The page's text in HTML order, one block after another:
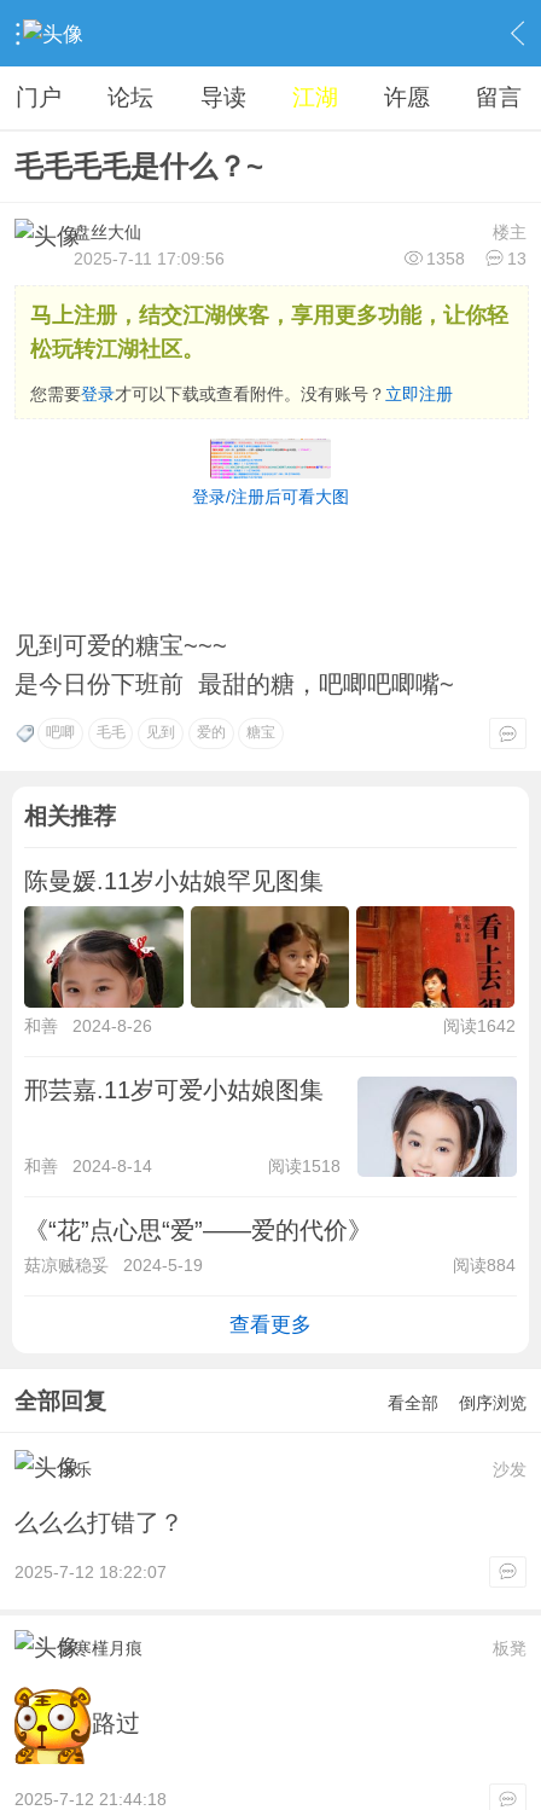
› 江湖聊天室 › 文学情感 › 内容
门户 论坛 导读 江湖 许愿 留言
毛毛毛毛是什么？~
楼主
盘丝大仙
1358
13
2025-7-11 17:09:56
马上注册，结交江湖侠客，享用更多功能，让你轻
松玩转江湖社区。
您需要登录才可以下载或查看附件。没有账号？ 立即注册
登录/注册后可看大图
见到可爱的糖宝~~~
是今日份下班前 最甜的糖，吧唧吧唧嘴~
吧唧 毛毛 见到 爱的 糖宝
相关推荐
陈曼媛.11岁小姑娘罕见图集
和善 2024-8-26 阅读1642
邢芸嘉.11岁可爱小姑娘图集
和善 2024-8-14 阅读1518
《“花”点心思“爱”——爱的代价》
菇凉贼稳妥 2024-5-19 阅读884
查看更多
全部回复 看全部 倒序浏览
沙发
乐乐
么么么打错了？
2025-7-12 18:22:07
板凳
影寒槿月痕
路过
2025-7-12 21:44:18